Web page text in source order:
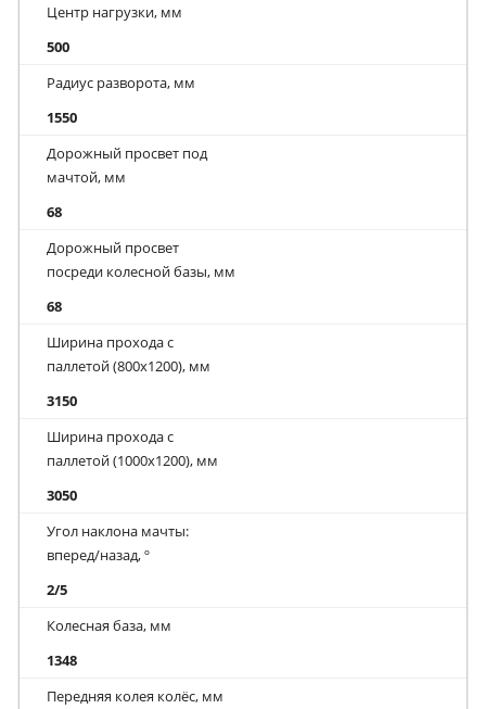
Центр нагрузки, мм
500
Радиус разворота, мм
1550
Дорожный просвет под
мачтой, мм
68
Дорожный просвет
посреди колесной базы, мм
68
Ширина прохода с
паллетой (800х1200), мм
3150
Ширина прохода с
паллетой (1000х1200), мм
3050
Угол наклона мачты:
вперед/назад, º
2/5
Колесная база, мм
1348
Передняя колея колёс, мм